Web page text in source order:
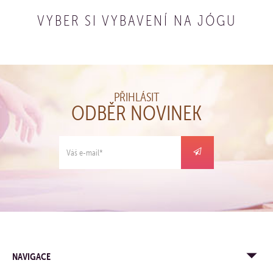
VYBER SI VYBAVENÍ NA JÓGU
PŘIHLÁSIT
ODBĚR NOVINEK
NAVIGACE